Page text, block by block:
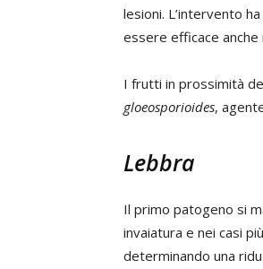
lesioni. L’intervento
essere efficace
I frutti in prossimità
gloeosporioides,
Lebbra
Il primo patogeno si
invaiatura e nei casi
determinando una